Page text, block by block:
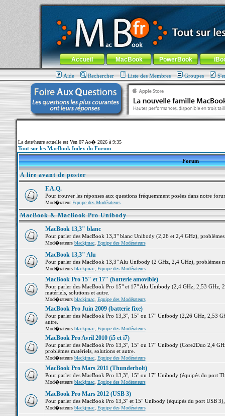
MacBook-fr.com : 100% Apple... 100% nomade !
Aller au contenu-Aller au menu général-Aller au menu de
Menu général
Accueil MacBook PowerBook
Aide Rechercher Liste des Membres Groupes
La date/heure actuelle est Ven 07 Ao� 2026 à 9:35
Tout sur les MacBook Index du Forum
Forum
A lire avant de poster
F.A.Q.
Pour trouver les réponses aux questions fréquemment posées dans notre
Mod�rateurEquipe des Modérateurs
MacBook & MacBook Pro Unibody
MacBook 13,3" blanc
Pour parler des MacBook 13,3" blanc Unibody (2,26 et 2,4 GHz),
Mod�rateurs blackjmac, Equipe des Modérateurs
MacBook 13,3" Alu
Pour parler des MacBook 13,3" Alu Unibody (2 GHz, 2,4 GHz), problèmes
Mod�rateurs blackjmac, Equipe des Modérateurs
MacBook Pro 15" et 17" (batterie amovible)
Pour parler des MacBook Pro 15" et 17" Alu Unibody (2,4 GHz, 2,53 GHz,
matériels, solutions et autre.
Mod�rateurs blackjmac, Equipe des Modérateurs
MacBook Pro Juin 2009 (batterie fixe)
Pour parler des MacBook Pro 13,3", 15" ou 17" Unibody (2,26 GHz, 2,53
autre.
Mod�rateurs blackjmac, Equipe des Modérateurs
MacBook Pro Avril 2010 (i5 et i7)
Pour parler des MacBook Pro 13,3", 15" ou 17" Unibody (Core2Duo 2,4
problèmes matériels, solutions et autre.
Mod�rateurs blackjmac, Equipe des Modérateurs
MacBook Pro Mars 2011 (Thunderbolt)
Pour parler des MacBook Pro 13,3", 15" ou 17" Unibody (équipés du port
Mod�rateurs blackjmac, Equipe des Modérateurs
MacBook Pro Mars 2012 (USB 3)
Pour parler des MacBook Pro 13,3" et 15" Unibody (équipés du port USB
Mod�rateurs blackjmac, Equipe des Modérateurs